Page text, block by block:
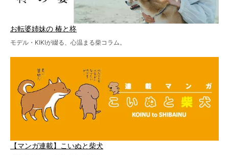
お転婆姉妹の 椿と柊
モデル・KIKIが綴る、心温まる柴コラム。
【マンガ連載】こいぬと柴犬